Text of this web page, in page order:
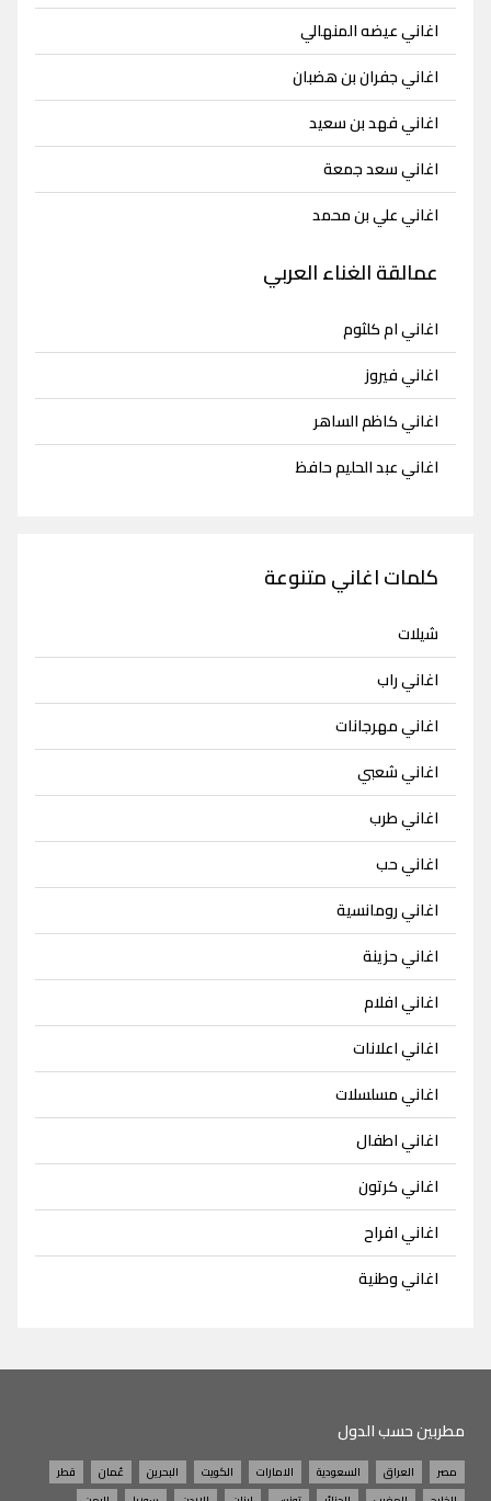
اغاني عيضه المنهالي
اغاني جفران بن هضبان
اغاني فهد بن سعيد
اغاني سعد جمعة
اغاني علي بن محمد
عمالقة الغناء العربي
اغاني ام كلثوم
اغاني فيروز
اغاني كاظم الساهر
اغاني عبد الحليم حافظ
كلمات اغاني متنوعة
شيلات
اغاني راب
اغاني مهرجانات
اغاني شعبي
اغاني طرب
اغاني حب
اغاني رومانسية
اغاني حزينة
اغاني افلام
اغاني اعلانات
اغاني مسلسلات
اغاني اطفال
اغاني كرتون
اغاني افراح
اغاني وطنية
مطربين حسب الدول
مصر العراق السعودية الامارات الكويت البحرين عُمان
قطر